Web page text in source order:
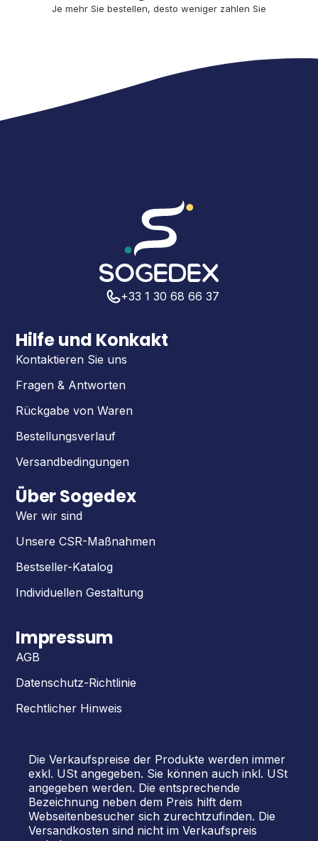
Je mehr Sie bestellen, desto weniger zahlen Sie
+33 1 30 68 66 37
Hilfe und Konkakt
Kontaktieren Sie uns
Fragen & Antworten
Rückgabe von Waren
Bestellungsverlauf
Versandbedingungen
Über Sogedex
Wer wir sind
Unsere CSR-Maßnahmen
Bestseller-Katalog
Individuellen Gestaltung
Impressum
AGB
Datenschutz-Richtlinie
Rechtlicher Hinweis
Die Verkaufspreise der Produkte werden immer
exkl. USt angegeben. Sie können auch inkl. USt
angegeben werden. Die entsprechende
Bezeichnung neben dem Preis hilft dem
Webseitenbesucher sich zurechtzufinden. Die
Versandkosten sind nicht im Verkaufspreis